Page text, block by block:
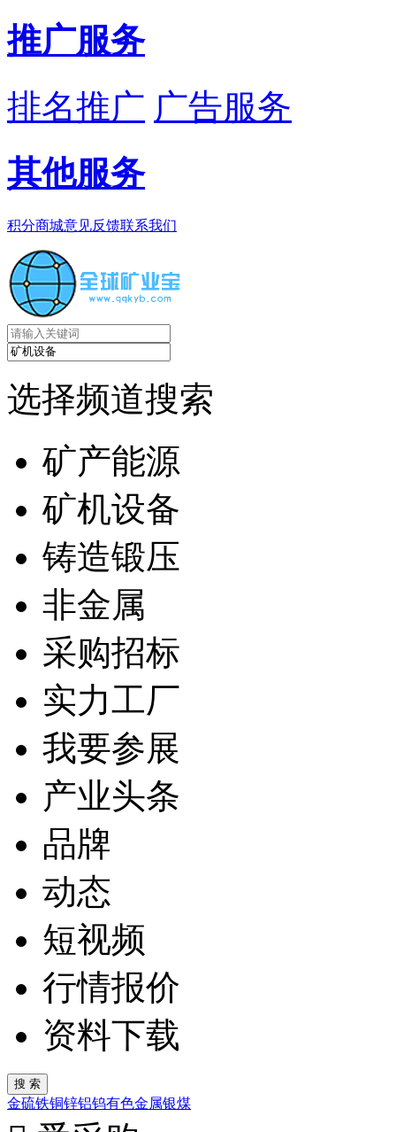
推广服务
排名推广 广告服务
其他服务
积分商城意见反馈联系我们
选择频道搜索
矿产能源
矿机设备
铸造锻压
非金属
采购招标
实力工厂
我要参展
产业头条
品牌
动态
短视频
行情报价
资料下载
金硫铁铜锌铝钨有色金属银煤